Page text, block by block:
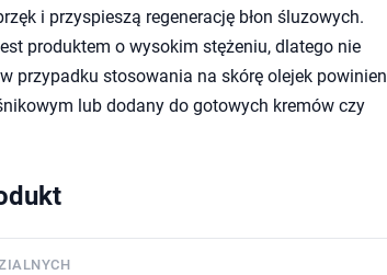
i przyspieszą regenerację błon śluzowych.
produktem o wysokim stężeniu, dlatego nie
przypadku stosowania na skórę olejek powinien
lub dodany do gotowych kremów czy